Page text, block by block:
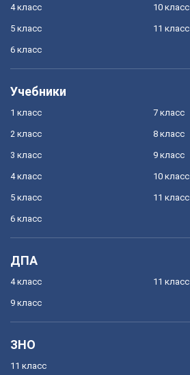
4 класс
5 класс
6 класс
10 класс
11 класс
Учебники
1 класс
2 класс
3 класс
4 класс
5 класс
6 класс
7 класс
8 класс
9 класс
10 класс
11 класс
ДПА
4 класс
9 класс
11 класс
ЗНО
11 класс